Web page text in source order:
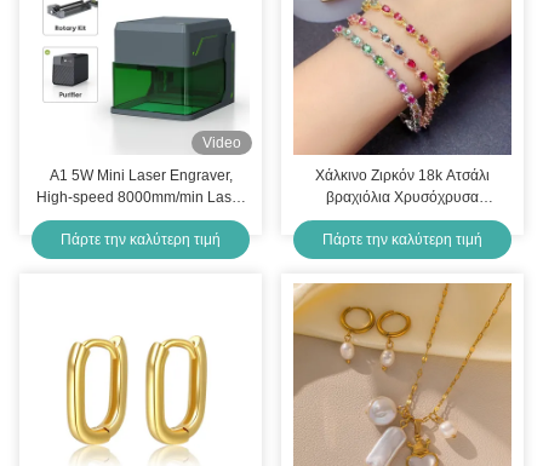
Video
A1 5W Mini Laser Engraver,
High-speed 8000mm/min Laser
Cutter, Portable Laser Engraver,
Suitable For Wood, Leather,
Acrylic, Painted Metal, Class 1
Πάρτε την καλύτερη τιμή
Χάλκινο Ζιρκόν 18k Ατσάλι
βραχιόλια Χρυσόχρυσα
Διαμαντένια γυναικεία βραχιόλι
Πάρτε την καλύτερη τιμή